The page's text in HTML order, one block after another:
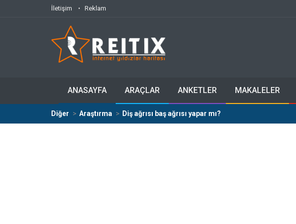
İletişim Reklam
ANASAYFA ARAÇLAR ANKETLER MAKALELER
Diğer Araştırma Diş ağrısı baş ağrısı yapar mı?